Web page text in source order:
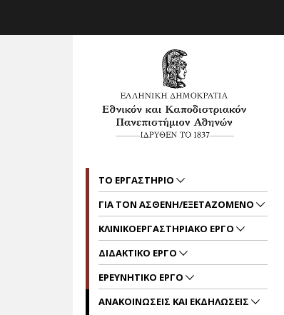
ΤΟ ΕΡΓΑΣΤΗΡΙΟ
ΓΙΑ ΤΟΝ ΑΣΘΕΝΗ/ΕΞΕΤΑΖΟΜΕΝΟ
ΚΛΙΝΙΚΟΕΡΓΑΣΤΗΡΙΑΚΟ ΕΡΓΟ
ΔΙΔΑΚΤΙΚΟ ΕΡΓΟ
ΕΡΕΥΝΗΤΙΚΟ ΕΡΓΟ
ΑΝΑΚΟΙΝΩΣΕΙΣ ΚΑΙ ΕΚΔΗΛΩΣΕΙΣ